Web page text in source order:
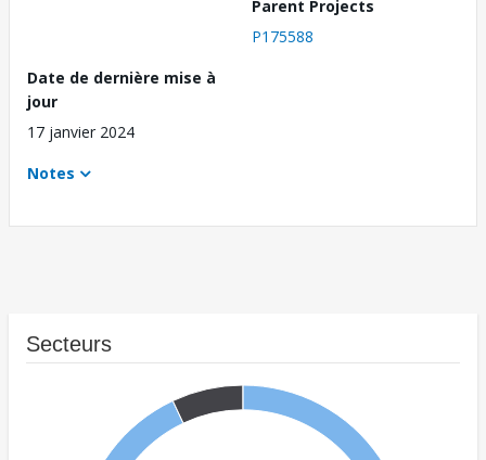
Parent Projects
P175588
Date de dernière mise à
jour
17 janvier 2024
Notes
Secteurs